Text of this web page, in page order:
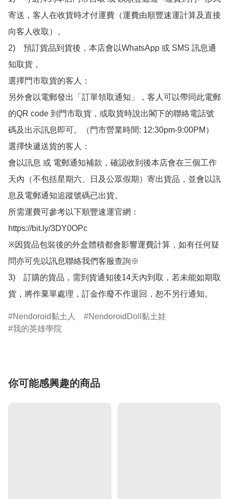
寄送，客人在收貨時才付運費（運費由順豐速運計算及直接
向客人收取）。
2)　預訂貨品到貨後，本店會以WhatsApp 或 SMS 訊息通
知取貨，
選擇門市取貨的客人：
另外會以電郵發出「訂單領取通知」，客人可以帶同此電郵
的QR code 到門市取貨，或取貨時說出閣下的聯絡電話號
碼及出示訊息即可。（門市營業時間: 12:30pm-9:00PM）
選擇快遞送貨的客人：
會以訊息 或 電郵通知補款，確認收到後本店會在三個工作
天內（不包括星期六、日及公眾假期）寄出貨品，並會以訊
息及電郵通知追蹤號碼已出貨。
所需運費可參考以下順豐速運官網：
https://bit.ly/3DY0OPc
※因貨品包裝後的外盒體積都會影響運費計算，如有任何疑
問亦可先以訊息聯絡我們客服查詢※
3)　訂購的貨品，需到貨通知後14天內到取，若未能如期取
貨，將作棄單處理，訂金作廢不作退回，恕不另行通知。
Nendoroid黏土人
NendoroidDoll黏土娃
我的英雄學院
你可能感興趣的商品